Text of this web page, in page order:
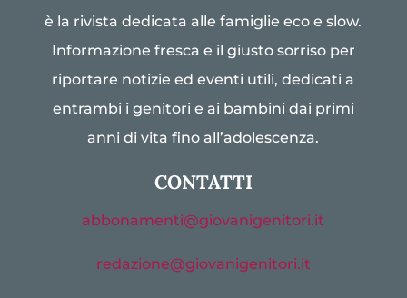
è la rivista dedicata alle famiglie eco e slow.
Informazione fresca e il giusto sorriso per
riportare notizie ed eventi utili, dedicati a
entrambi i genitori e ai bambini dai primi
anni di vita fino all’adolescenza.
CONTATTI
abbonamenti@giovanigenitori.it
redazione@giovanigenitori.it